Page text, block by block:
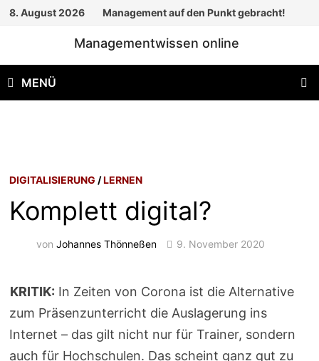
Zum
8. August 2026 Management auf den Punkt gebracht!
Managementwissen online
MENÜ
DIGITALISIERUNG /LERNEN
Komplett digital?
vonJohannes Thönneßen 9. November 2020
KRITIK: In Zeiten von Corona ist die Alternative
zum Präsenzunterricht die Auslagerung ins
Internet – das gilt nicht nur für Trainer, sondern
auch für Hochschulen. Das scheint ganz gut zu